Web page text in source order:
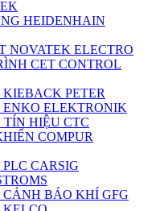
HEIDENHAIN
NOVATEK ELECTRO
CET CONTROL
PETER
ELEKTRONIK
HIỆU CTC
COMPUR
CARSIG
BÁO KHÍ GFG